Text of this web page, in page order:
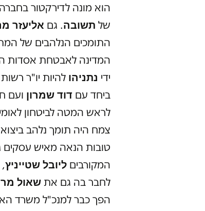
הוא מונה לדירקטור
של תשובה. גם אליעזר
התומכים הנלהבים של
המדינה לאבטחת אסדות
ידי נתניהו להיות יו"ר
ביחד עם דוד שמרון ועם
לראש המטה לביטחון
צמח היה תומך נלהב
טובות הנאה מאיש עסקים
המקורבים ליובל שטייניץ
לחבר בה גם את שאול
הפך כבר למנכ"ל משרד